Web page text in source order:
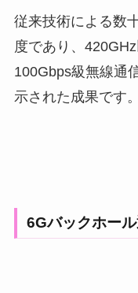
従来技術による数
度であり、
100Gbps級無線通
示された成果です。
6Gバックホー